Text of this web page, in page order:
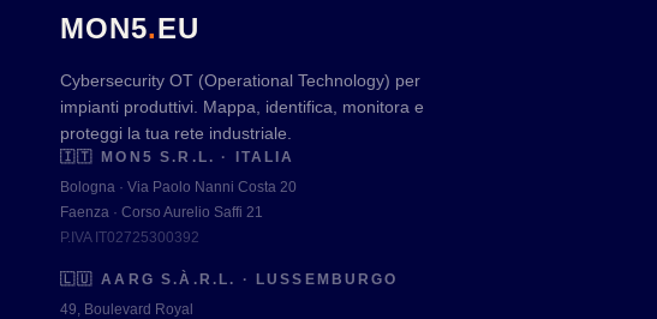
MON5.EU
Cybersecurity OT (Operational Technology) per
impianti produttivi. Mappa, identifica, monitora e
proteggi la tua rete industriale.
🇮🇹
MON5 S.R.L. · ITALIA
Bologna · Via Paolo Nanni Costa 20
Faenza · Corso Aurelio Saffi 21
P.IVA IT02725300392
🇱🇺
AARG S.À.R.L. · LUSSEMBURGO
49, Boulevard Royal